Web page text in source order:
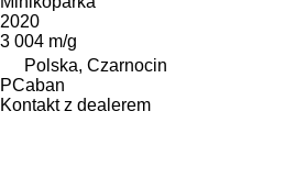
2020
3 004 m/g
Polska, Czarnocin
PCaban
Kontakt z dealerem